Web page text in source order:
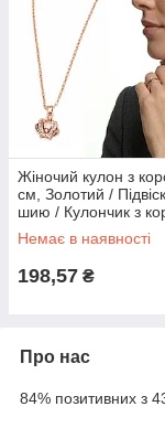
Жіночий кулон з
см, Золотий /
шию / Кулончик з
Ланцюжок з
Кулон на шию
Немає в наявності
198,57 ₴
Про нас
84% позитивних з